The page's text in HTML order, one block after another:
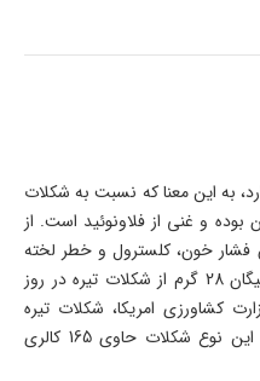
درصد کاکائو دارد، به این معنا که نسبت به شکلات
بوده و غنی از فلاونوئید است. از
خون، کلسترول و خطر لخته
خون اشاره کرد. براساس دانشگاه میشیگان 28 گرم از شکلات تیره در روز
کشاورزی امریکا، شکلات تیره
میزان بالایی چربی دارد و 28 گرم از این نوع شکلات حاوی 165 کالری